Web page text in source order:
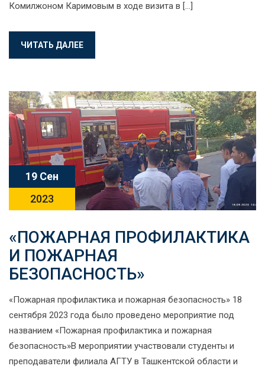
Комилжоном Каримовым в ходе визита в […]
ЧИТАТЬ ДАЛЕЕ
19 Сен
2023
«ПОЖАРНАЯ ПРОФИЛАКТИКА
И ПОЖАРНАЯ
БЕЗОПАСНОСТЬ»
«Пожарная профилактика и пожарная безопасность» 18
сентября 2023 года было проведено мероприятие под
названием «Пожарная профилактика и пожарная
безопасность»В мероприятии участвовали студенты и
преподаватели филиала АГТУ в Ташкентской области и